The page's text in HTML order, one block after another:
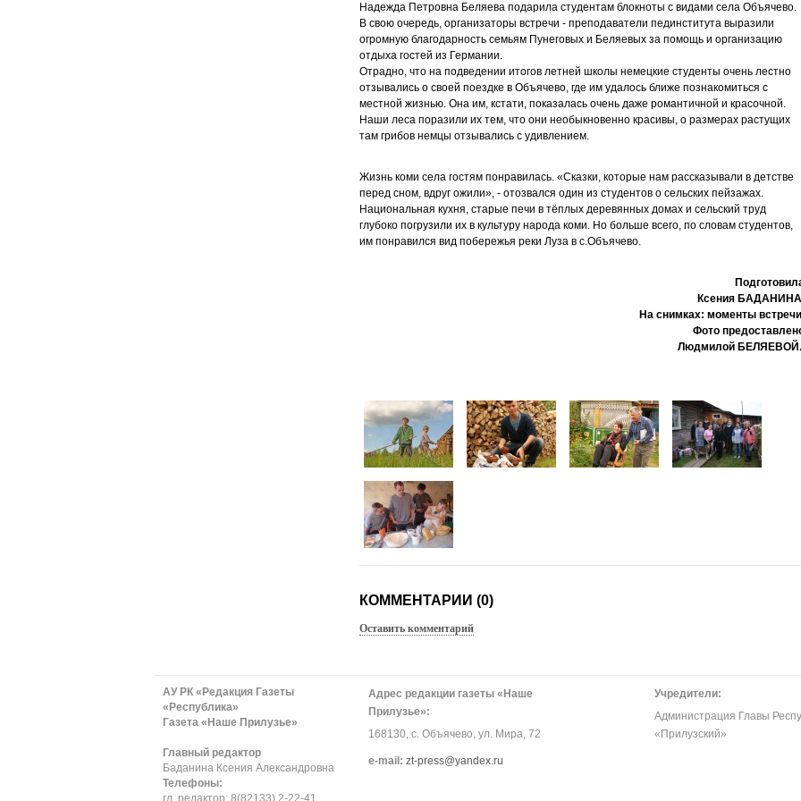
Надежда Петровна Беляева подарила студентам блокноты с видами села Объячево.
В свою очередь, организаторы встречи - преподаватели пединститута выразили
огромную благодарность семьям Пунеговых и Беляевых за помощь и организацию
отдыха гостей из Германии.
Отрадно, что на подведении итогов летней школы немецкие студенты очень лестно
отзывались о своей поездке в Объячево, где им удалось ближе познакомиться с
местной жизнью. Она им, кстати, показалась очень даже романтичной и красочной.
Наши леса поразили их тем, что они необыкновенно красивы, о размерах растущих
там грибов немцы отзывались с удивлением.
Жизнь коми села гостям понравилась. «Сказки, которые нам рассказывали в детстве
перед сном, вдруг ожили», - отозвался один из студентов о сельских пейзажах.
Национальная кухня, старые печи в тёплых деревянных домах и сельский труд
глубоко погрузили их в культуру народа коми. Но больше всего, по словам студентов,
им понравился вид побережья реки Луза в с.Объячево.
Ксения
На снимках: моменты
Фото
Людмилой БЕЛЯЕВОЙ.
КОММЕНТАРИИ (0)
Оставить комментарий
АУ РК «Редакция Газеты
«Республика»
Газета «Наше Прилузье»
Главный редактор
Баданина Ксения Александровна
Телефоны:
гл. редактор: 8(82133) 2-22-41
Адрес редакции газеты «Наше
Прилузье»:
168130, с. Объячево, ул. Мира, 72
е-mail: zt-press@yandex.ru
Учредители:
Администрация Главы
«Прилузский»